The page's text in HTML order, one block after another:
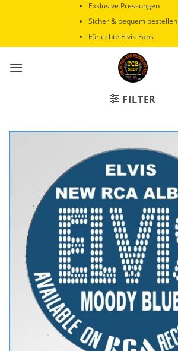
Exklusive Pressungen
Sicher & bequem bestellen
Für echte Elvis-Fans
FILTER